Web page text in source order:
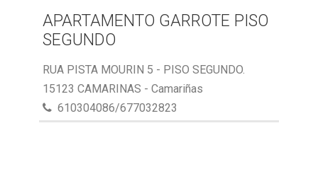
APARTAMENTO GARROTE PISO
SEGUNDO
RUA PISTA MOURIN 5 - PISO SEGUNDO.
15123 CAMARINAS - Camariñas
610304086/677032823